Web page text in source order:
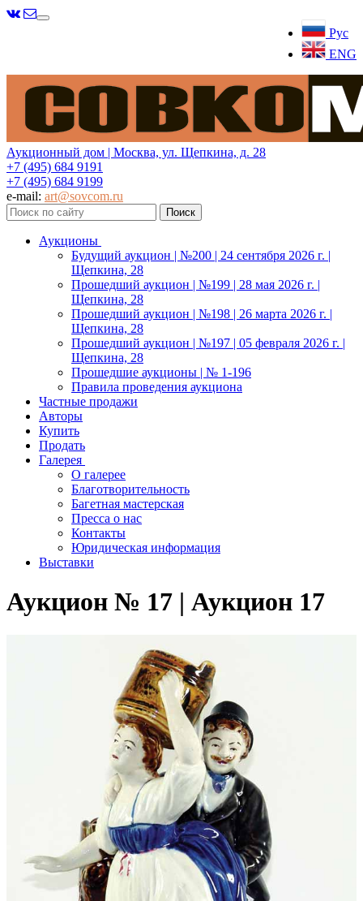
Рус
ENG
Меню
Аукционный дом | Москва, ул. Щепкина, д. 28
+7 (495) 684 9191
+7 (495) 684 9199
e-mail: art@sovcom.ru
Аукционы
Будущий аукцион | №200 | 24 сентября 2026 г. |
Щепкина, 28
Прошедший аукцион | №199 | 28 мая 2026 г. |
Щепкина, 28
Прошедший аукцион | №198 | 26 марта 2026 г. |
Щепкина, 28
Прошедший аукцион | №197 | 05 февраля 2026 г. |
Щепкина, 28
Прошедшие аукционы | № 1-196
Правила проведения аукциона
Частные продажи
Авторы
Купить
Продать
Галерея
О галерее
Благотворительность
Багетная мастерская
Пресса о нас
Контакты
Юридическая информация
Выставки
Аукцион № 17 | Аукцион 17